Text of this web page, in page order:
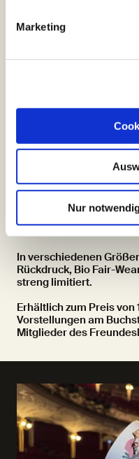
Marketing
Nur
SchauSpielHaus-T-
Das SchauSpielHaus
In verschiedenen
Rückdruck, Bio Fair-
streng limitiert.
Erhältlich zum Preis
Vorstellungen am
Mitglieder des